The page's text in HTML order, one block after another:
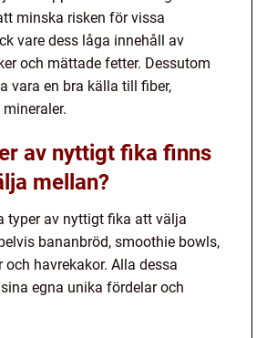
minska risken för vissa
vare dess låga innehåll av
och mättade fetter. Dessutom
vara en bra källa till fiber,
av nyttigt fika finns
mellan?
typer av nyttigt fika att välja
bananbröd, smoothie bowls,
havrekakor. Alla dessa
egna unika fördelar och